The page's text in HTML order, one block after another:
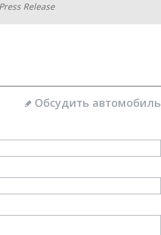
Release
Обсудить автомобиль